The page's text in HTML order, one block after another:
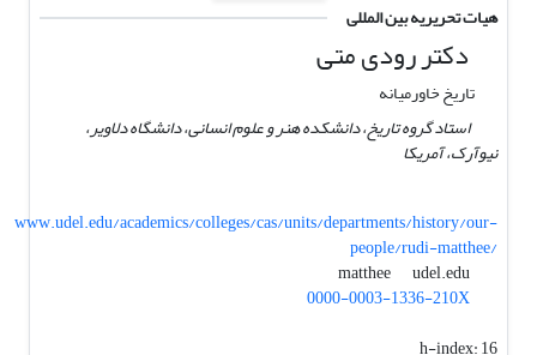
هیات تحریریه بین المللی
دکتر رودی متی
تاریخ خاورمیانه
استاد گروه تاریخ، دانشکده هنر و علوم انسانی، دانشگاه دلاویر،
نیوآرک، آمریکا
www.udel.edu/academics/colleges/cas/units/departments/history/our-
people/rudi-matthee/
matthee
udel.edu
0000-0003-1336-210X